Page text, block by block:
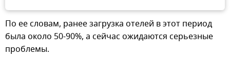
По ее словам, ранее загрузка отелей в этот период
была около 50-90%, а сейчас ожидаются серьезные
проблемы.